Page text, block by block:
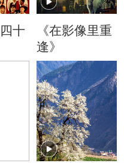
十
《在影像里重
逢》